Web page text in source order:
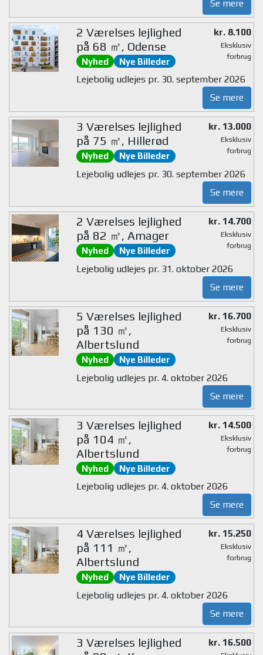
Se mere
2 Værelses lejlighed
på 68 ㎡, Odense
Nyhed Nye Billeder
kr. 8.100
Eksklusiv
forbrug
Lejebolig udlejes pr. 30. september 2026
Se mere
3 Værelses lejlighed
på 75 ㎡, Hillerød
Nyhed Nye Billeder
kr. 13.000
Eksklusiv
forbrug
Lejebolig udlejes pr. 30. september 2026
Se mere
2 Værelses lejlighed
på 82 ㎡, Amager
Nyhed Nye Billeder
kr. 14.700
Eksklusiv
forbrug
Lejebolig udlejes pr. 31. oktober 2026
Se mere
5 Værelses lejlighed
på 130 ㎡,
Albertslund
Nyhed Nye Billeder
kr. 16.700
Eksklusiv
forbrug
Lejebolig udlejes pr. 4. oktober 2026
Se mere
3 Værelses lejlighed
på 104 ㎡,
Albertslund
Nyhed Nye Billeder
kr. 14.500
Eksklusiv
forbrug
Lejebolig udlejes pr. 4. oktober 2026
Se mere
4 Værelses lejlighed
på 111 ㎡,
Albertslund
Nyhed Nye Billeder
kr. 15.250
Eksklusiv
forbrug
Lejebolig udlejes pr. 4. oktober 2026
Se mere
3 Værelses lejlighed
kr. 16.500